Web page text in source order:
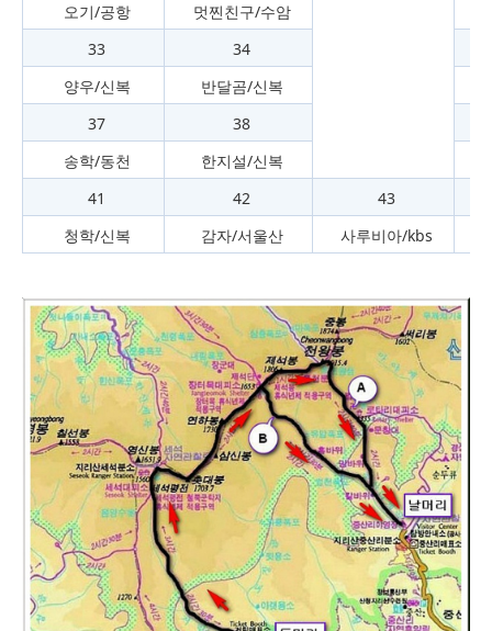
오기/공항
멋찐친구/수암
33
34
양우/신복
반달곰/신복
37
38
송학/동천
한지설/신복
41
42
43
청학/신복
감자/서울산 사루비아/kbs